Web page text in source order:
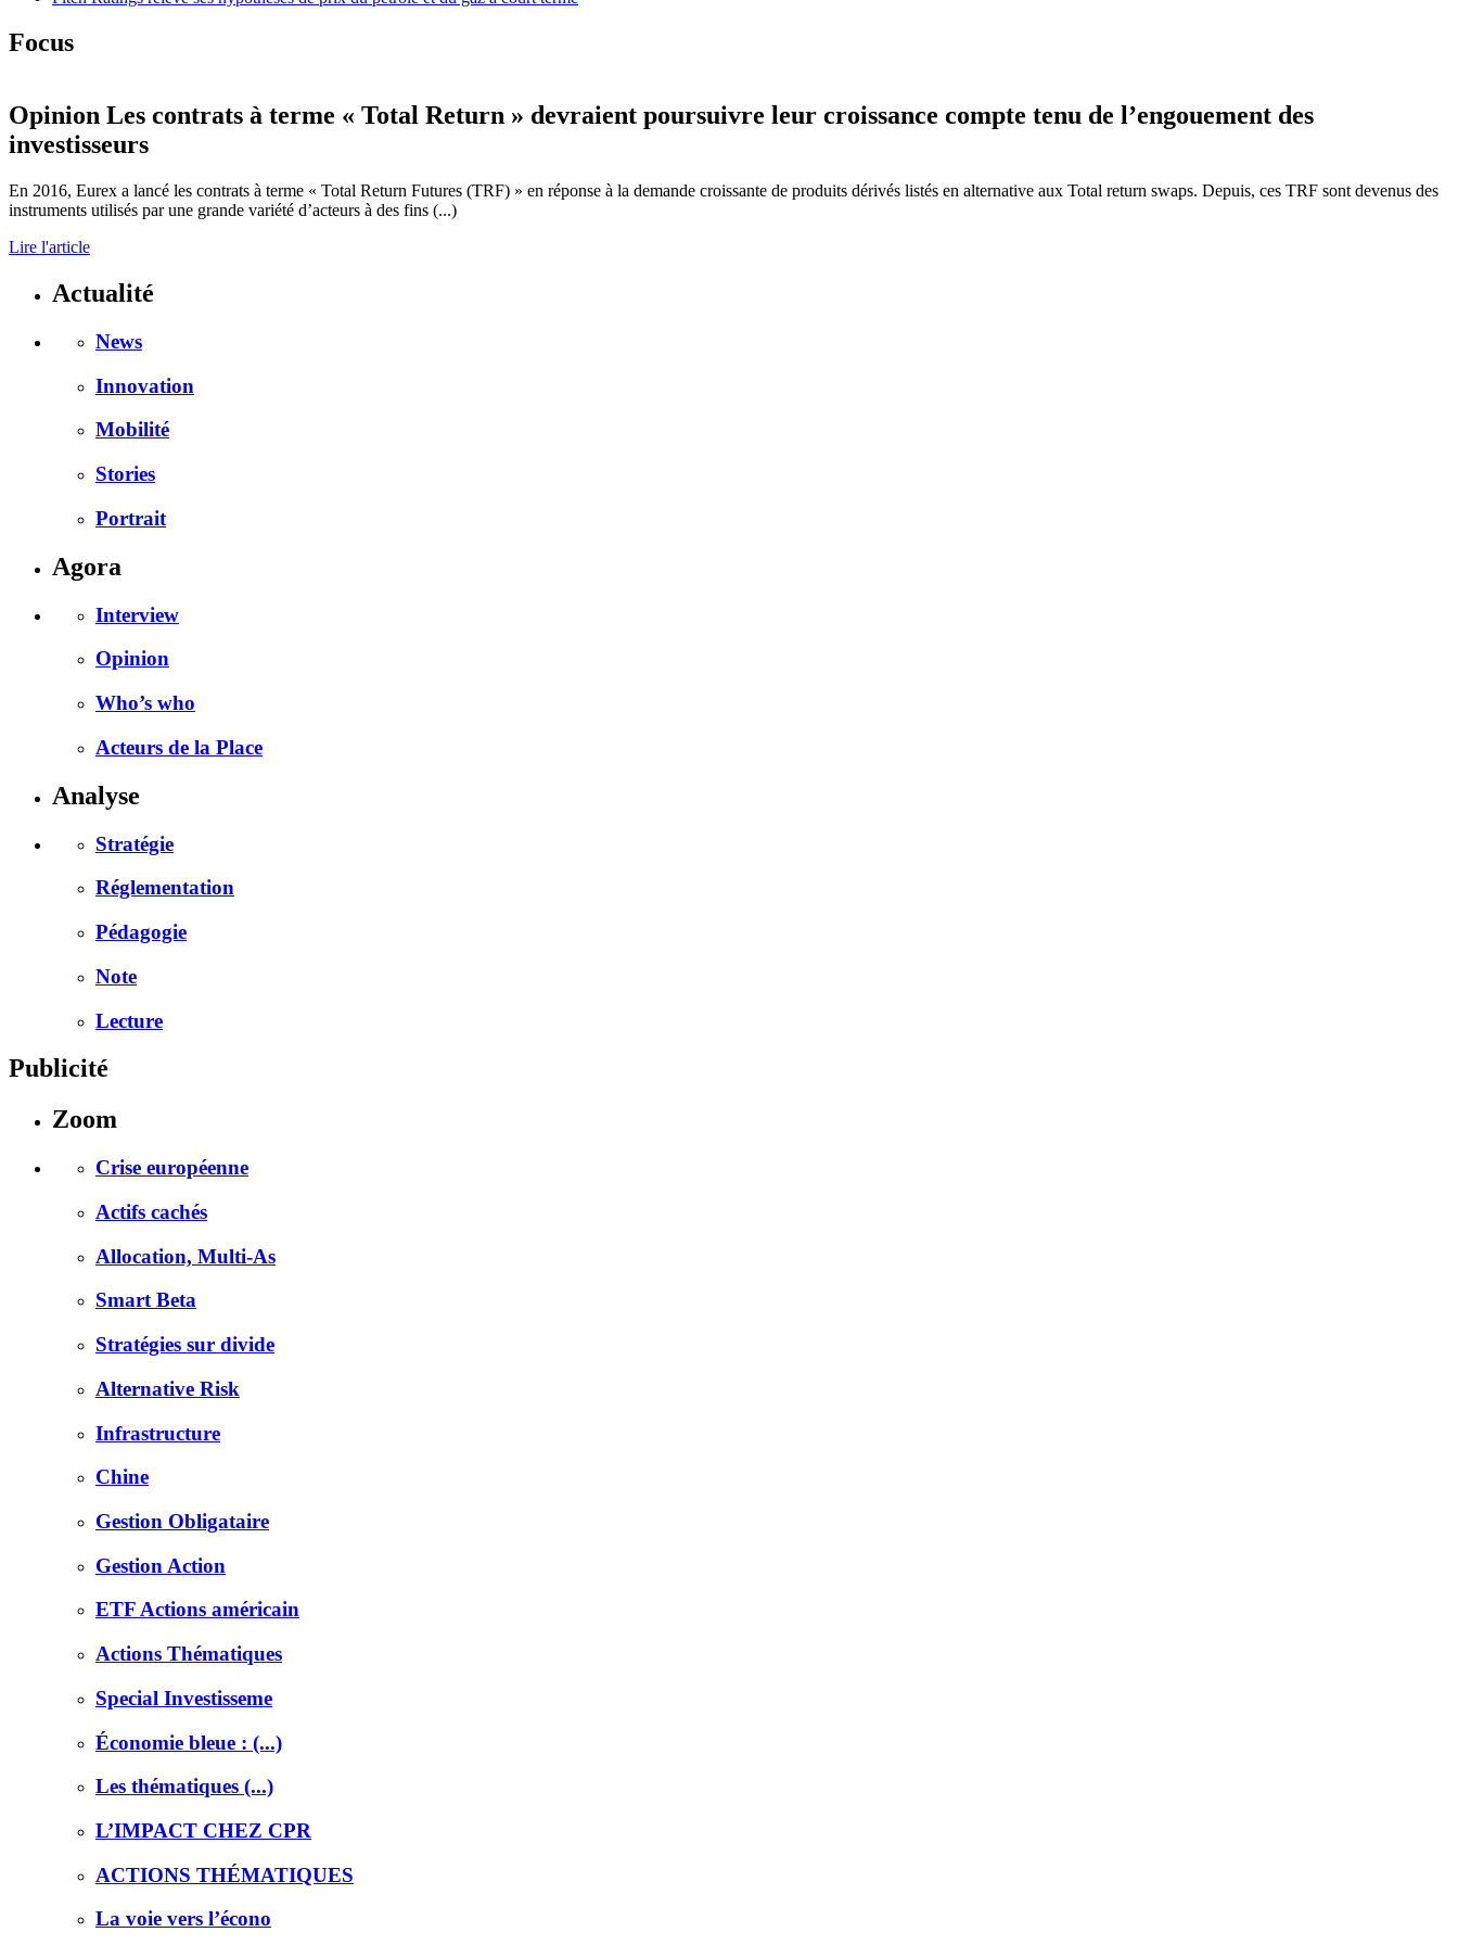
Focus
Opinion Les contrats à terme « Total Return » devraient poursuivre leur croissance compte tenu de l’engouement des
investisseurs
En 2016, Eurex a lancé les contrats à terme « Total Return Futures (TRF) » en réponse à la demande croissante de produits dérivés listés en alternative aux Total return swaps. Depuis, ces TRF sont devenus des
instruments utilisés par une grande variété d’acteurs à des fins (...)
Lire l'article
Actualité
News
Innovation
Mobilité
Stories
Portrait
Agora
Interview
Opinion
Who’s who
Acteurs de la Place
Analyse
Stratégie
Réglementation
Pédagogie
Note
Lecture
Publicité
Zoom
Crise européenne
Actifs cachés
Allocation, Multi-As
Smart Beta
Stratégies sur divide
Alternative Risk
Infrastructure
Chine
Gestion Obligataire
Gestion Action
ETF Actions américain
Actions Thématiques
Special Investisseme
Économie bleue : (...)
Les thématiques (...)
L’IMPACT CHEZ CPR
ACTIONS THÉMATIQUES
La voie vers l’écono